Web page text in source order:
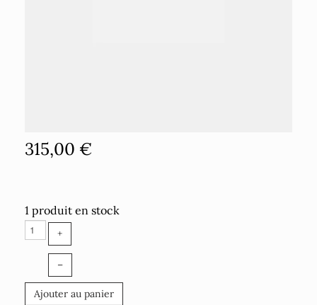
315,00 €
1 produit en stock
+
–
Ajouter au panier